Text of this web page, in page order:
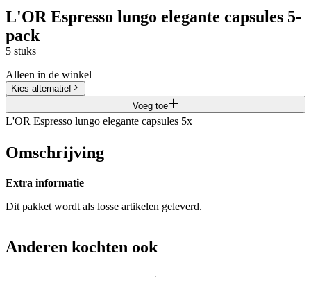
L'OR Espresso lungo elegante capsules 5-
pack
5 stuks
Alleen in de winkel
Kies alternatief
Voeg toe
L'OR Espresso lungo elegante capsules 5x
Omschrijving
Extra informatie
Dit pakket wordt als losse artikelen geleverd.
Anderen kochten ook